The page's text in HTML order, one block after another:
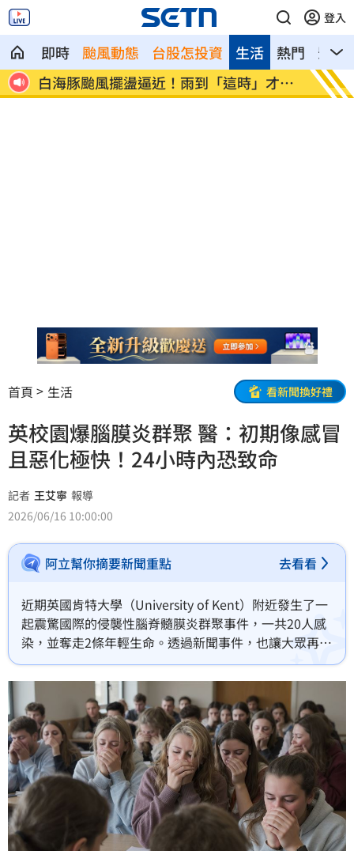
登入
即時 颱風動態 台股怎投資 熱門 影音
生活
鎮
白海豚颱風擺盪逼近！雨到「這時」才趨
緩
最遺
事
首頁 生活 看新聞換好禮
英校園爆腦膜炎群聚 醫：初期像感冒
且惡化極快！24小時內恐致命
記者 王艾寧 報導
2026/06/16 10:00:00
阿立幫你摘要新聞重點 去看看
近期英國肯特大學（University of Kent）附近發生了一
起震驚國際的侵襲性腦脊髓膜炎群聚事件，一共20人感
染，並奪走2條年輕生命。透過新聞事件，也讓大眾再度
關注到這個極少見的疾病，尤其對於要前往國外留學的
青少年來說，更是要多加留意的事件。